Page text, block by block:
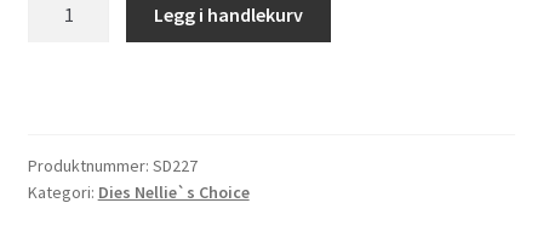
Set
Legg i handlekurv
Produktnummer: SD227
Kategori: Dies Nellie`s Choice